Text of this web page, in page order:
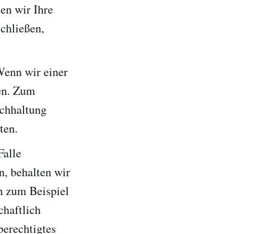
wir Ihre
wir einer
Zum
behalten wir
zum Beispiel